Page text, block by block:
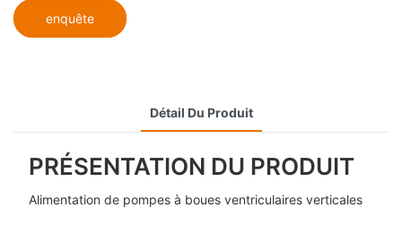
enquête
Détail Du Produit
PRÉSENTATION DU PRODUIT
Alimentation de pompes à boues ventriculaires verticales